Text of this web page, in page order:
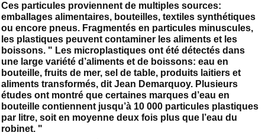
Ces particules proviennent de multiples sources:
emballages alimentaires, bouteilles, textiles synthétiques
ou encore pneus. Fragmentés en particules minuscules,
les plastiques peuvent contaminer les aliments et les
boissons. " Les microplastiques ont été détectés dans
une large variété d’aliments et de boissons: eau en
bouteille, fruits de mer, sel de table, produits laitiers et
aliments transformés, dit Jean Demarquoy. Plusieurs
études ont montré que certaines marques d’eau en
bouteille contiennent jusqu’à 10 000 particules plastiques
par litre, soit en moyenne deux fois plus que l’eau du
robinet. "